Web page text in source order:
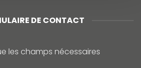
DE CONTACT
les champs nécessaires